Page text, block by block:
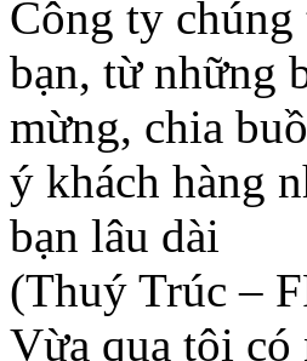
Hãng phim Lê Bảo
Trung
Công ty
bạn, từ những
mừng, chia
ý khách hàng
bạn lâu dài
(Thuý Trúc –
Vừa qua tôi có